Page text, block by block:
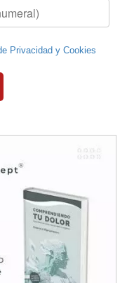
Privacidad y Cookies